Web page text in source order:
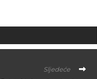
Sljedeće